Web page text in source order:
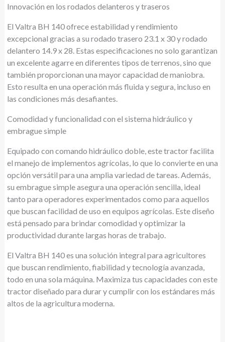
Innovación en los rodados delanteros y traseros
El Valtra BH 140 ofrece estabilidad y rendimiento
excepcional gracias a su rodado trasero 23.1 x 30 y rodado
delantero 14.9 x 28. Estas especificaciones no solo garantizan
un excelente agarre en diferentes tipos de terrenos, sino que
también proporcionan una mayor capacidad de maniobra.
Esto resulta en una operación más fluida y segura, incluso en
las condiciones más desafiantes.
Comodidad y funcionalidad con el sistema hidráulico y
embrague simple
Equipado con comando hidráulico doble, este tractor facilita
el manejo de implementos agrícolas, lo que lo convierte en una
opción versátil para una amplia variedad de tareas. Además,
su embrague simple asegura una operación sencilla, ideal
tanto para operadores experimentados como para aquellos
que buscan facilidad de uso en equipos agrícolas. Este diseño
está pensado para brindar comodidad y optimizar la
productividad durante largas horas de trabajo.
El Valtra BH 140 es una solución integral para agricultores
que buscan rendimiento, fiabilidad y tecnología avanzada,
todo en una sola máquina. Maximiza tus capacidades con este
tractor diseñado para durar y cumplir con los estándares más
altos de la agricultura moderna.